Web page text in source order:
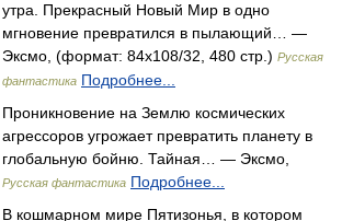
утра. Прекрасный Новый Мир в одно
мгновение превратился в пылающий… —
Эксмо, (формат: 84x108/32, 480 стр.) Русская
фантастика Подробнее...
Проникновение на Землю космических
агрессоров угрожает превратить планету в
глобальную бойню. Тайная… — Эксмо,
Русская фантастика Подробнее...
В кошмарном мире Пятизонья, в котором